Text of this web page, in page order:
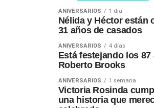
ANIVERSARIOS 1 día
Nélida y Héctor están
31 años de casados
ANIVERSARIOS 4 días
Está festejando los 87
Roberto Brooks
ANIVERSARIOS 1 semana
Victoria Rosinda
una historia que